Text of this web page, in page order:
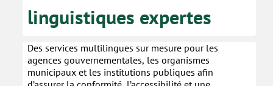
linguistiques expertes
Des services multilingues sur mesure pour les
agences gouvernementales, les organismes
municipaux et les institutions publiques afin